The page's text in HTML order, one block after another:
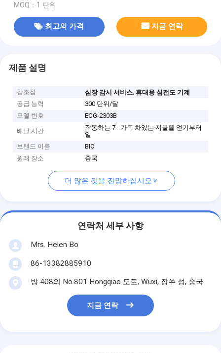
MOQ：1 단위
최고의 가격 지금 연락
제품 설명
강조점 심장 감시 서비스, 휴대용 심전도 기계
공급 능력
300 단위/달
모델 번호
ECG-2303B
배달 시간
작동하는 7 - 가득 차있는 지불을 얻기부터
일
브랜드 이름
BIO
원래 장소
중국
더 많은 것을 전망하십시오
연락처 세부 사항
Mrs. Helen Bo
86-13382885910
방 408의 No.801 Hongqiao 도로, Wuxi, 장쑤 성, 중국
지금 연락